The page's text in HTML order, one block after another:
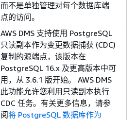
而不是单独管理对每个数据库端
点的访问。
AWS DMS 支持使用 PostgreSQL
只读副本作为变更数据捕获 (CDC)
复制的源端点，该版本在
PostgreSQL 16.x 及更高版本中可
用，从 3.6.1 版开始。 AWS DMS
此功能允许您利用只读副本执行
CDC 任务。有关更多信息，请参
阅将 PostgreSQL 数据库作为